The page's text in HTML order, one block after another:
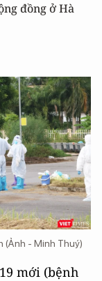
đồng ở Hà
(Ảnh - Minh Thuý)
mới (bệnh